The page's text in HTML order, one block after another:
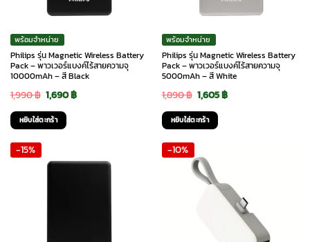
พร้อมจำหน่าย
Philips รุ่น Magnetic Wireless Battery
Pack – พาวเวอร์แบงค์ไร้สายความจุ
10000mAh – สี Black
1,990฿ Original
price
was:
1,690฿Current
หยิบใส่ตะกร้า
พร้อมจำหน่าย
Philips รุ่น Magnetic Wireless Battery
Pack – พาวเวอร์แบงค์ไร้สายความจุ
5000mAh – สี White
1,890฿ Original
price
was:
1,605฿Current
หยิบใส่ตะกร้า
-15% -10%